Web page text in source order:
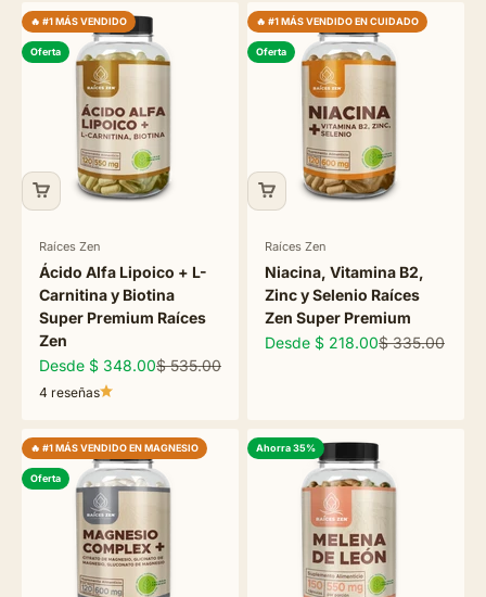
🔥 #1 MÁS VENDIDO
Oferta
Raíces Zen
Ácido Alfa Lipoico + L-
Carnitina y Biotina
Super Premium Raíces
Zen
Precio de oferta
Desde $ 348.00Precio normal
$ 535.00
4 reseñas
🔥 #1 MÁS VENDIDO EN CUIDADO
Oferta
Raíces Zen
Niacina, Vitamina B2,
Zinc y Selenio Raíces
Zen Super Premium
Precio de oferta
Desde $ 218.00Precio normal
$ 335.00
🔥 #1 MÁS VENDIDO EN MAGNESIO
Oferta
Ahorra 35%